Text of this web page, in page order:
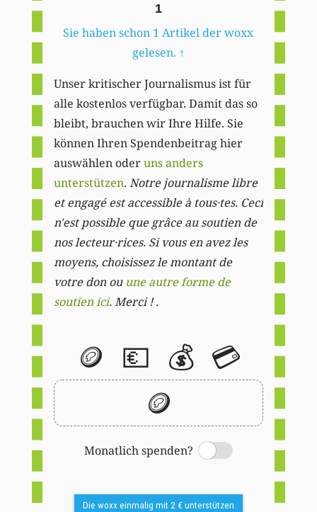
1
Sie haben schon 1 Artikel der woxx
gelesen. ↑
Unser kritischer Journalismus ist für
alle kostenlos verfügbar. Damit das so
bleibt, brauchen wir Ihre Hilfe. Sie
können Ihren Spendenbeitrag hier
auswählen oderuns anders
unterstützen. Notre journalisme libre
et engagé est accessible à tous·tes. Ceci
n'est possible que grâce au soutien de
nos lecteur·rices. Si vous en avez les
moyens, choisissez le montant de
votre don ou une autre forme de
soutien ici. Merci ! .
🪙 💶 💰 💳
🪙
Monatlich spenden?
Switch
Die woxx einmalig mit 2 € unterstützen